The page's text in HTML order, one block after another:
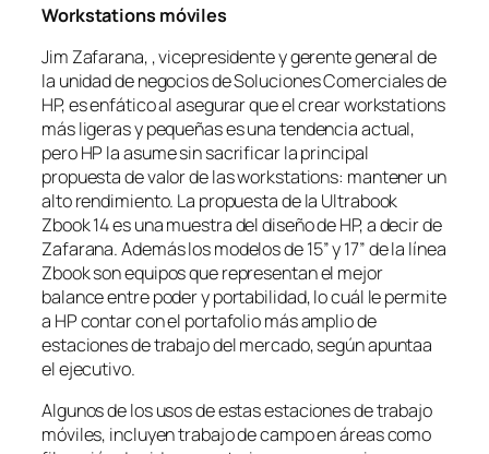
Workstations móviles
Jim Zafarana, , vicepresidente y gerente general de
la unidad de negocios de Soluciones Comerciales de
HP, es enfático al asegurar que el crear workstations
más ligeras y pequeñas es una tendencia actual,
pero HP la asume sin sacrificar la principal
propuesta de valor de las workstations: mantener un
alto rendimiento. La propuesta de la Ultrabook
Zbook 14 es una muestra del diseño de HP, a decir de
Zafarana. Además los modelos de 15” y 17” de la línea
Zbook son equipos que representan el mejor
balance entre poder y portabilidad, lo cuál le permite
a HP contar con el portafolio más amplio de
estaciones de trabajo del mercado, según apuntaa
el ejecutivo.
Algunos de los usos de estas estaciones de trabajo
móviles, incluyen trabajo de campo en áreas como